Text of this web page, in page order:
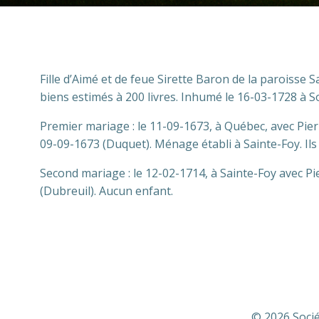
Fille d’Aimé et de feue Sirette Baron de la paroisse
biens estimés à 200 livres. Inhumé le 16-03-1728 à
Premier mariage : le 11-09-1673, à Québec, avec
09-09-1673 (Duquet). Ménage établi à Sainte-Foy.
Second mariage : le 12-02-1714, à Sainte-Foy avec
(Dubreuil). Aucun enfant.